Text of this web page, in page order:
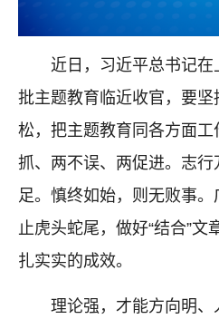
近日，习近平总书记
批主题教育临近收官，要
松，把主题教育同各方面
抓、两不误、两促进。志
足。慎终如始，则无败事
止虎头蛇尾，做好“结合”
扎实实的成效。
理论强，才能方向明